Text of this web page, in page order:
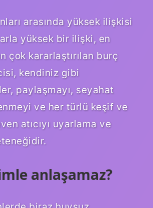
arasında yüksek ilişkisi
yüksek bir ilişki, en
çok kararlaştırılan burç
kendiniz gibi
paylaşmayı, seyahat
ve her türlü keşif ve
atıcıyı uyarlama ve
anlaşamaz?